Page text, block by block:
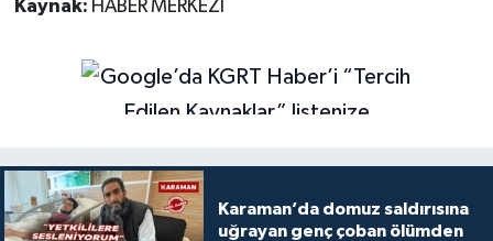
Kaynak: HABER MERKEZİ
Karaman’da domuz saldırısına
uğrayan genç çoban ölümden